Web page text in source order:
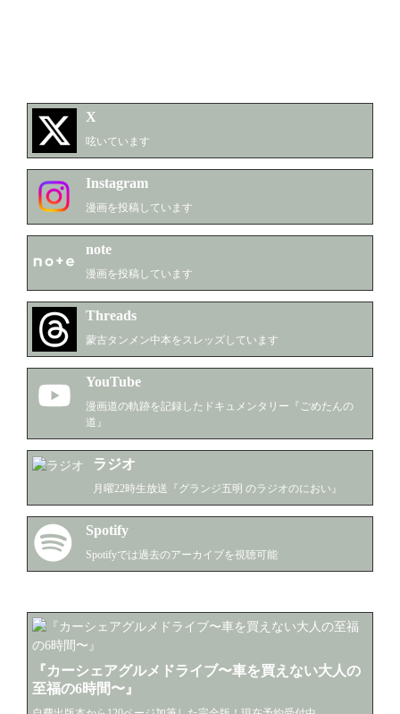
nd.fmにて生放送
■漫画（書籍）
・『39歳の免許合宿〜ストーリーは自分（てめぇ）で
創れ〜』　ワニブックより発売中
・ウミネコカレー8周年記念『海猫』店頭販売のみ
・『全米は、泣かない。〜伝え方のプロに聞いた刺さ
る言葉のつくり方』あさ出版より発売中
東京ガス/トヨタ自動車/蒙古タンメン中本/出光興産/T
OKYO FM/FM愛媛/森ビル/吉本興業/トータルメディア
プラン/など
受賞歴
・第45回フジサンケイグループ広告大賞 最優秀賞
・東京コピーライターズクラブ2016 TCC新人賞
ロンズ受賞
・第11回ニッポン放送CMグランプリ グランプリ受賞
賞
・JFN賞2020 大賞・製作者審査員賞
X
呟いています
Instagram
漫画を投稿しています
note
漫画を投稿しています
Threads
蒙古タンメン中本をスレッズしています
YouTube
漫画道の軌跡を記録したドキュメンタリー『ごめたんの
道』
ラジオ
月曜22時生放送『グランジ五明 のラジオのにおい』
Spotify
Spotifyでは過去のアーカイブを視聴可能
『カーシェアグルメドライブ〜車を買えない大人の
至福の6時間〜』